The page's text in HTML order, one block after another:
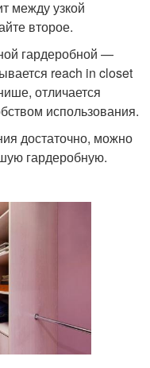
между узкой
второе.
гардеробной —
reach in closet
отличается
использования.
достаточно, можно
гардеробную.